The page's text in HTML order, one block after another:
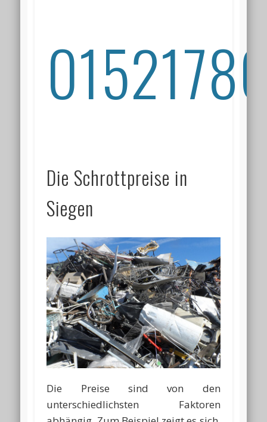
Die Schrottpreise in
Siegen
Die Preise sind von den
unterschiedlichsten Faktoren